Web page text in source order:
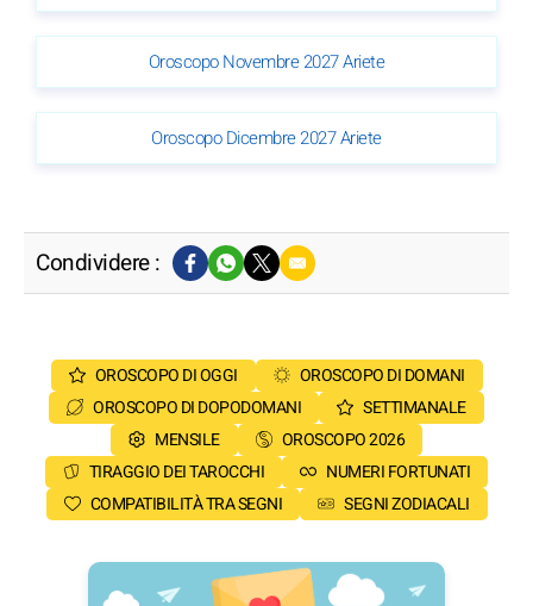
Oroscopo Novembre 2027 Ariete
Oroscopo Dicembre 2027 Ariete
Condividere :
OROSCOPO DI OGGI
OROSCOPO DI DOMANI
OROSCOPO DI DOPODOMANI
SETTIMANALE
MENSILE
OROSCOPO 2026
TIRAGGIO DEI TAROCCHI
NUMERI FORTUNATI
COMPATIBILITÀ TRA SEGNI
SEGNI ZODIACALI